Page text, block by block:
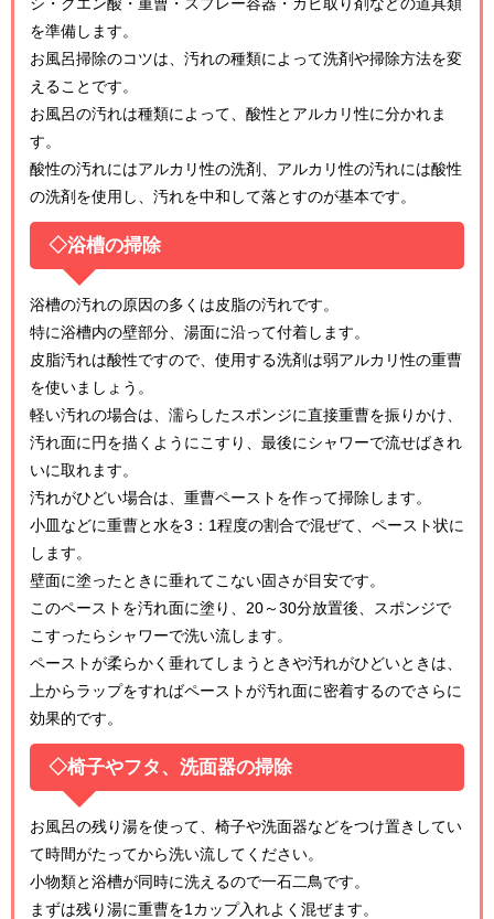
を準備します。
お風呂掃除のコツは、汚れの種類によって洗剤や掃除方法を変
えることです。
お風呂の汚れは種類によって、酸性とアルカリ性に分かれま
す。
酸性の汚れにはアルカリ性の洗剤、アルカリ性の汚れには酸性
の洗剤を使用し、汚れを中和して落とすのが基本です。
◇浴槽の掃除
浴槽の汚れの原因の多くは皮脂の汚れです。
特に浴槽内の壁部分、湯面に沿って付着します。
皮脂汚れは酸性ですので、使用する洗剤は弱アルカリ性の重曹
を使いましょう。
軽い汚れの場合は、濡らしたスポンジに直接重曹を振りかけ、
汚れ面に円を描くようにこすり、最後にシャワーで流せばきれ
いに取れます。
汚れがひどい場合は、重曹ペーストを作って掃除します。
小皿などに重曹と水を3：1程度の割合で混ぜて、ペースト状に
します。
壁面に塗ったときに垂れてこない固さが目安です。
このペーストを汚れ面に塗り、20～30分放置後、スポンジで
こすったらシャワーで洗い流します。
ペーストが柔らかく垂れてしまうときや汚れがひどいときは、
上からラップをすればペーストが汚れ面に密着するのでさらに
効果的です。
◇椅子やフタ、洗面器の掃除
お風呂の残り湯を使って、椅子や洗面器などをつけ置きしてい
て時間がたってから洗い流してください。
小物類と浴槽が同時に洗えるので一石二鳥です。
まずは残り湯に重曹を1カップ入れよく混ぜます。